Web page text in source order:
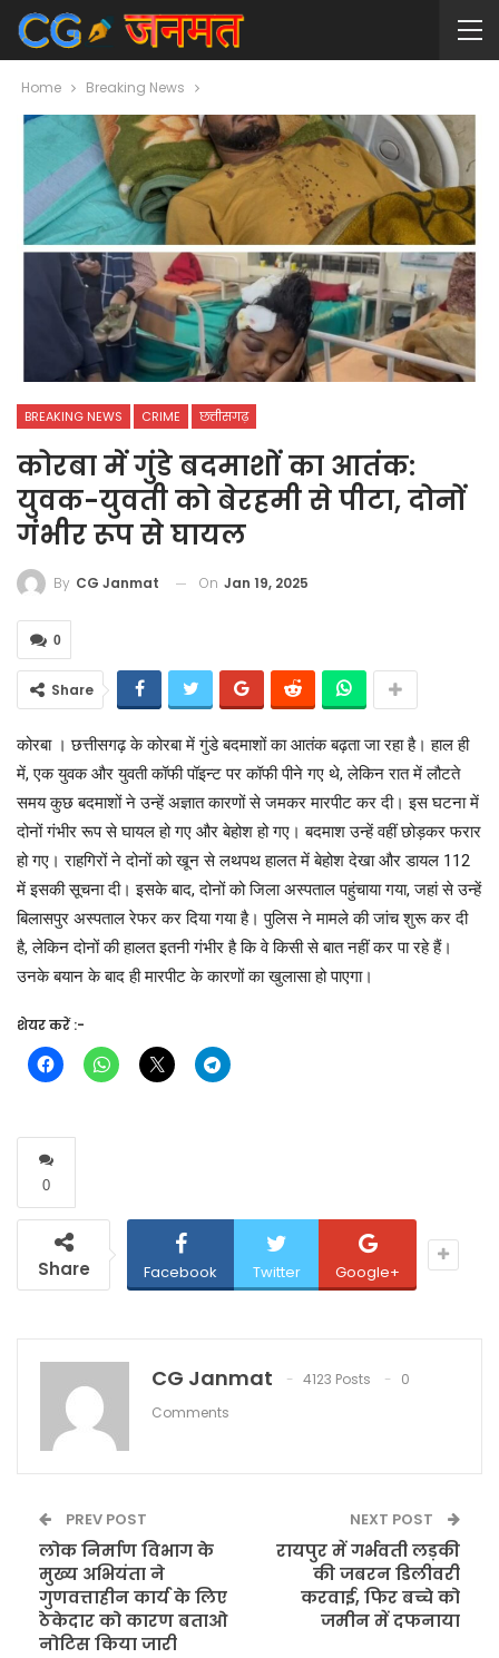
Home Breaking News
BREAKING NEWS CRIME छत्तीसगढ़
कोरबा में गुंडे बदमाशों का आतंक:
युवक-युवती को बेरहमी से पीटा, दोनों
गंभीर रूप से घायल
By CG Janmat On Jan 19, 2025
0
Share
कोरबा । छत्तीसगढ़ के कोरबा में गुंडे बदमाशों का आतंक बढ़ता जा रहा है। हाल ही
में, एक युवक और युवती कॉफी पॉइन्ट पर कॉफी पीने गए थे, लेकिन रात में लौटते
समय कुछ बदमाशों ने उन्हें अज्ञात कारणों से जमकर मारपीट कर दी। इस घटना में
दोनों गंभीर रूप से घायल हो गए और बेहोश हो गए। बदमाश उन्हें वहीं छोड़कर फरार
हो गए। राहगिरों ने दोनों को खून से लथपथ हालत में बेहोश देखा और डायल 112
में इसकी सूचना दी। इसके बाद, दोनों को जिला अस्पताल पहुंचाया गया, जहां से उन्हें
बिलासपुर अस्पताल रेफर कर दिया गया है। पुलिस ने मामले की जांच शुरू कर दी
है, लेकिन दोनों की हालत इतनी गंभीर है कि वे किसी से बात नहीं कर पा रहे हैं।
उनके बयान के बाद ही मारपीट के कारणों का खुलासा हो पाएगा।
शेयर करें :-
0
Share Facebook Twitter Google+
CG Janmat 4123 Posts
0
Comments
PREV POST
लोक निर्माण विभाग के
मुख्य अभियंता ने
गुणवत्ताहीन कार्य के लिए
ठेकेदार को कारण बताओ
नोटिस किया जारी
NEXT POST
रायपुर में गर्भवती लड़की
की जबरन डिलीवरी
करवाई, फिर बच्चे को
जमीन में दफनाया